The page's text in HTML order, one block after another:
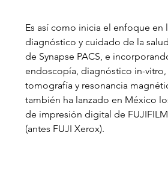
Es así como inicia el enfoque en
diagnóstico y cuidado de la
de Synapse PACS, e
endoscopía, diagnóstico in-
tomografía y resonancia
también ha lanzado en México
de impresión digital de
(antes FUJI Xerox).